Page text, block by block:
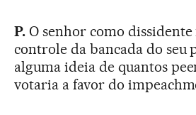
P. O senhor como
controle da bancada do seu
alguma ideia de quantos
votaria a favor do